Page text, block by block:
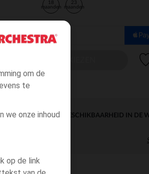
om de
te
we onze inhoud
op de link
18
maanden
23
maanden
DIRECTE BESCHIKBAARHEID IN DE